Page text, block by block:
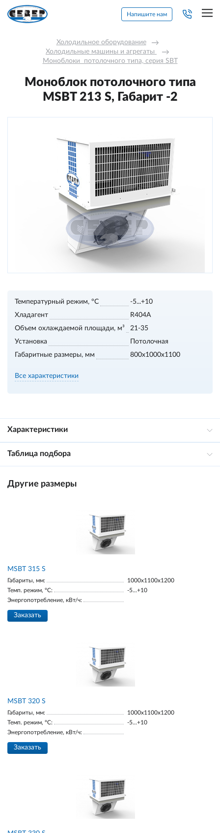
Напишите нам
Холодильное оборудование →
Холодильные машины и агрегаты →
Моноблоки  потолочного типа, серия SBT
Моноблок потолочного типа
MSBT 213 S, Габарит -2
Температурный режим, °С
-5...+10
Хладагент
R404A
Объем охлаждаемой площади, м³
21-35
Установка
Потолочная
Габаритные размеры, мм
800х1000х1100
Все характеристики
Характеристики
Таблица подбора
Другие размеры
MSBT 315 S
Габариты, мм:
1000х1100х1200
Темп. режим, °С:
-5...+10
Энергопотребление, кВт/ч:
Заказать
MSBT 320 S
Габариты, мм:
1000х1100х1200
Темп. режим, °С:
-5...+10
Энергопотребление, кВт/ч:
Заказать